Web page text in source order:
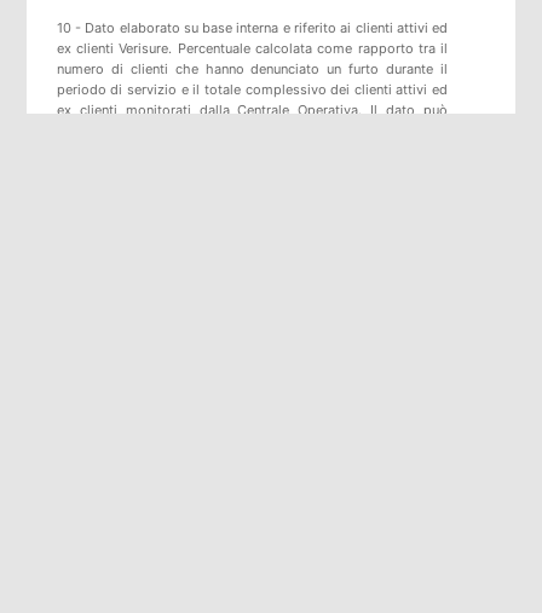
10 - Dato elaborato su base interna e riferito ai clienti attivi ed
ex clienti Verisure. Percentuale calcolata come rapporto tra il
numero di clienti che hanno denunciato un furto durante il
periodo di servizio e il totale complessivo dei clienti attivi ed
ex clienti monitorati dalla Centrale Operativa. Il dato può